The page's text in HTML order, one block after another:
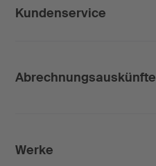
Kundenservice
Abrechnungsauskünfte
Werke